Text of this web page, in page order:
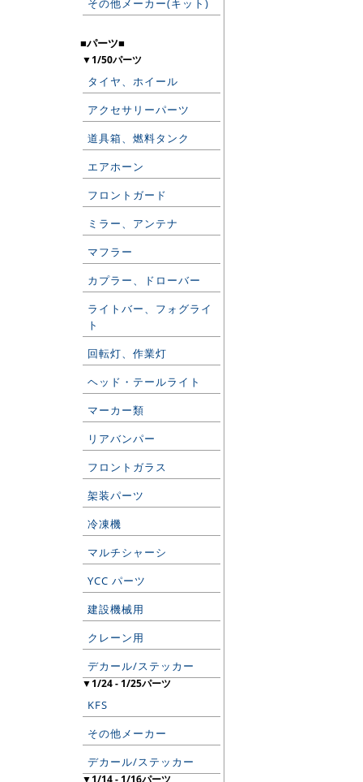
その他メーカー(キット)
■パーツ■
▼1/50パーツ
タイヤ、ホイール
アクセサリーパーツ
道具箱、燃料タンク
エアホーン
フロントガード
ミラー、アンテナ
マフラー
カプラー、ドローバー
ライトバー、フォグライ
ト
回転灯、作業灯
ヘッド・テールライト
マーカー類
リアバンパー
フロントガラス
架装パーツ
冷凍機
マルチシャーシ
YCC パーツ
建設機械用
クレーン用
デカール/ステッカー
▼1/24 - 1/25パーツ
KFS
その他メーカー
デカール/ステッカー
▼1/14 - 1/16パーツ